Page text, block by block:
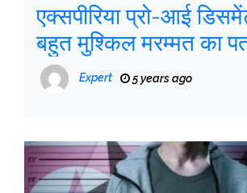
एक्सपीरिया प्रो-आई
बहुत मुश्किल मरम्मत का
Expert 5 years ago